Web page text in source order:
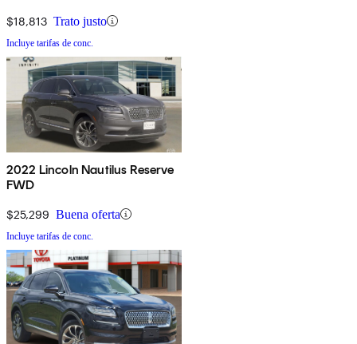
$18,813 Trato justo
Incluye tarifas de conc.
2022 Lincoln Nautilus Reserve
FWD
$25,299 Buena oferta
Incluye tarifas de conc.